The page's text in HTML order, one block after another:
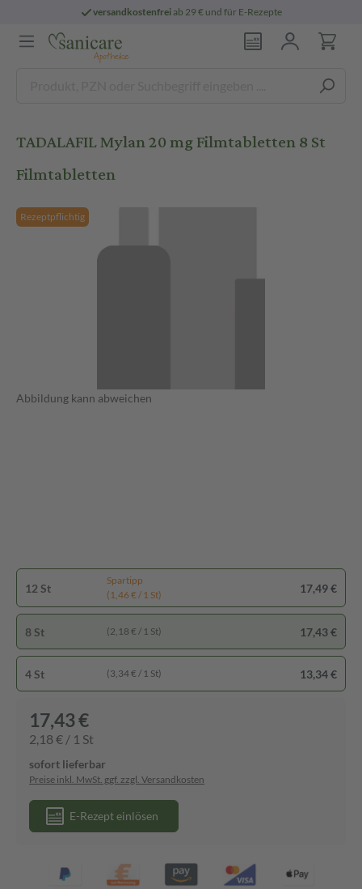
versandkostenfreiab 29 € und für E-Rezepte
TADALAFIL Mylan 20 mg Filmtabletten 8 St
Filmtabletten
Rezeptpflichtig
Abbildung kann abweichen
12 St
Spartipp
(1,46 € / 1 St)
17,49 €
8 St (2,18 € / 1 St) 17,43 €
4 St (3,34 € / 1 St) 13,34 €
17,43 €
2,18 € / 1 St
sofort lieferbar
Preise inkl. MwSt. ggf. zzgl. Versandkosten
E-Rezept einlösen